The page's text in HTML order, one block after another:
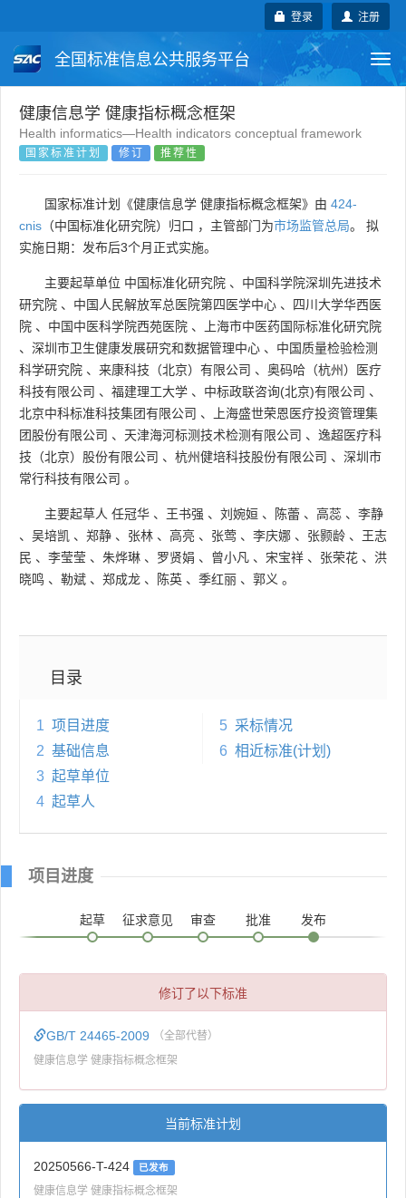
注册
登录
全国标准信息公共服务平台
国家标准 行业标准
团体标准 企业标准
国外标准 技术委员会
健康信息学 健康指标概念框架
Health informatics—Health indicators conceptual framework
国家标准计划 修订 推荐性
国家标准计划《健康信息学 健康指标概念框架》由 424-
cnis （中国标准化研究院）归口 ，主管部门为市场监管总局。 拟
实施日期：发布后3个月正式实施。
主要起草单位 中国标准化研究院 、 中国科学院深圳先进技术
研究院 、 中国人民解放军总医院第四医学中心 、
四川大学华西医
院 、 中国中医科学院西苑医院 、
上海市中医药国际标准化研究院
、 深圳市卫生健康发展研究和数据管理中心 、 中国质量检验检测
科学研究院 、 来康科技（北京）有限公司 、 奥码哈（杭州）医疗
科技有限公司 、 福建理工大学 、 中标政联咨询(北京)有限公司 、
北京中科标准科技集团有限公司 、
上海盛世荣恩医疗投资管理集
团股份有限公司 、 天津海河标测技术检测有限公司 、 逸超医疗科
技（北京）股份有限公司 、 杭州健培科技股份有限公司 、 深圳市
常行科技有限公司 。
主要起草人 任冠华 、 王书强 、 刘婉姮 、 陈蕾 、 高蕊 、 李静
、 吴培凯 、 郑静 、 张林 、 高亮 、 张莺 、 李庆娜 、 张颢龄 、 王志
民 、 李莹莹 、 朱烨琳 、 罗贤娟 、 曾小凡 、 宋宝祥 、 张荣花 、 洪
晓鸣 、 勒斌 、 郑成龙 、 陈英 、 季红丽 、 郭义 。
目录
1 项目进度
2 基础信息
3 起草单位
4 起草人
5 采标情况
6 相近标准(计划)
项目进度
起草 征求意见 审查 批准 发布
修订了以下标准
GB/T 24465-2009 （全部代替）
健康信息学 健康指标概念框架
当前标准计划
20250566-T-424 已发布
健康信息学 健康指标概念框架